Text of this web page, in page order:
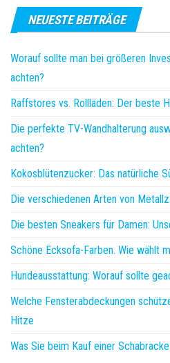
NEUESTE BEITRÄGE
Worauf sollte man bei größeren
achten?
Raffstores vs. Rollläden: Der beste
Die perfekte TV-Wandhalterung
achten?
Kokosblütenzucker: Das natürliche
Die verschiedenen Arten von
Die besten Sneakers für Damen:
Schöne Ecksofa-Farben. Wie wählt
Hundeausstattung: Worauf sollte
Welche Fensterabdeckungen
Hitze
Was Sie beim Kauf einer